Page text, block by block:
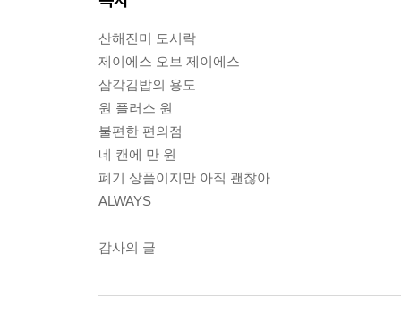
산해진미 도시락
제이에스 오브 제이에스
삼각김밥의 용도
원 플러스 원
불편한 편의점
네 캔에 만 원
폐기 상품이지만 아직 괜찮아
ALWAYS
감사의 글